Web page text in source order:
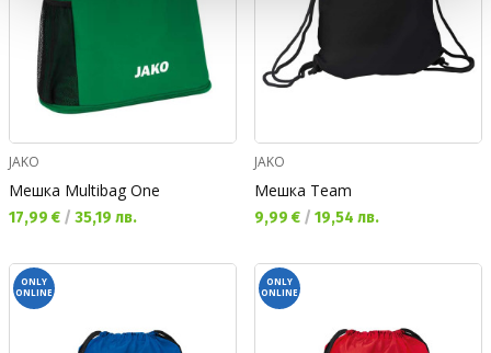
JAKO
Мешка Multibag One
Текуща цена:
17,99 € / 35,19 лв.
JAKO
Мешка Team
Текуща цена:
9,99 € / 19,54 лв.
ONLY
ONLINE
ONLY
ONLINE